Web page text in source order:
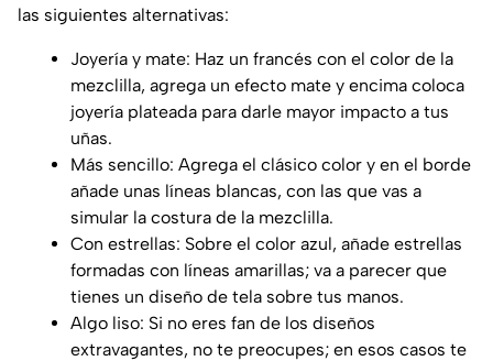
las siguientes alternativas:
Joyería y mate: Haz un francés con el color de la
mezclilla, agrega un efecto mate y encima coloca
joyería plateada para darle mayor impacto a tus
uñas.
Más sencillo: Agrega el clásico color y en el borde
añade unas líneas blancas, con las que vas a
simular la costura de la mezclilla.
Con estrellas: Sobre el color azul, añade estrellas
formadas con líneas amarillas; va a parecer que
tienes un diseño de tela sobre tus manos.
Algo liso: Si no eres fan de los diseños
extravagantes, no te preocupes; en esos casos te